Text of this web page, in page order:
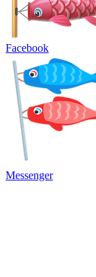
Facebook
Messenger